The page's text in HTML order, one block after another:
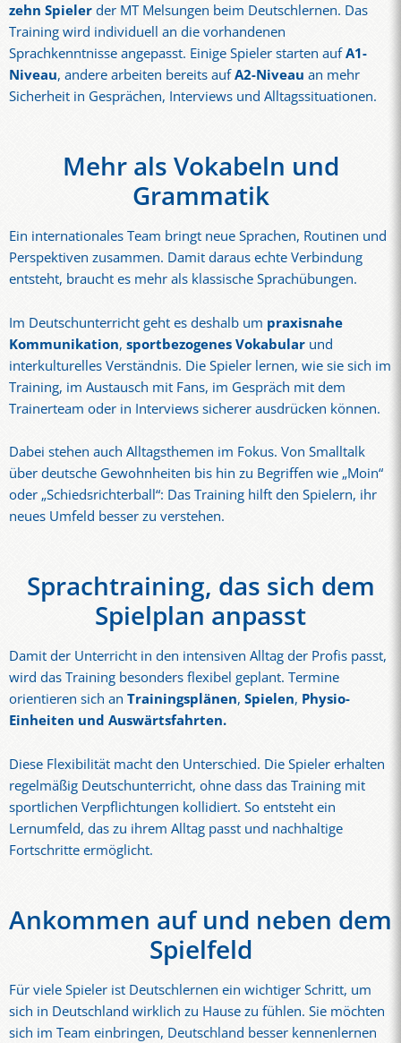
zehn Spielerder MT Melsungen beim Deutschlernen. Das
Training wird individuell an die vorhandenen
Sprachkenntnisse angepasst. Einige Spieler starten aufA1-
Niveau, andere arbeiten bereits aufA2-Niveau an mehr
Sicherheit in Gesprächen, Interviews und Alltagssituationen.
Mehr als Vokabeln und
Grammatik
Ein internationales Team bringt neue Sprachen, Routinen und
Perspektiven zusammen. Damit daraus echte Verbindung
entsteht, braucht es mehr als klassische Sprachübungen.
Im Deutschunterricht geht es deshalb um praxisnahe
Kommunikation, sportbezogenes Vokabular und
interkulturelles Verständnis. Die Spieler lernen, wie sie sich im
Training, im Austausch mit Fans, im Gespräch mit dem
Trainerteam oder in Interviews sicherer ausdrücken können.
Dabei stehen auch Alltagsthemen im Fokus. Von Smalltalk
über deutsche Gewohnheiten bis hin zu Begriffen wie „Moin“
oder „Schiedsrichterball“: Das Training hilft den Spielern, ihr
neues Umfeld besser zu verstehen.
Sprachtraining, das sich dem
Spielplan anpasst
Damit der Unterricht in den intensiven Alltag der Profis passt,
wird das Training besonders flexibel geplant. Termine
orientieren sich an Trainingsplänen, Spielen, Physio-
Einheiten und Auswärtsfahrten.
Diese Flexibilität macht den Unterschied. Die Spieler erhalten
regelmäßig Deutschunterricht, ohne dass das Training mit
sportlichen Verpflichtungen kollidiert. So entsteht ein
Lernumfeld, das zu ihrem Alltag passt und nachhaltige
Fortschritte ermöglicht.
Ankommen auf und neben dem
Spielfeld
Für viele Spieler ist Deutschlernen ein wichtiger Schritt, um
sich in Deutschland wirklich zu Hause zu fühlen. Sie möchten
sich im Team einbringen, Deutschland besser kennenlernen